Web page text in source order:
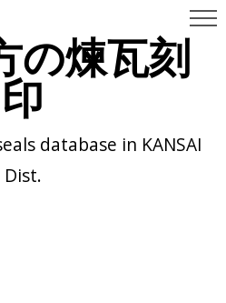
の煉瓦刻
印
database in KANSAI
Dist.